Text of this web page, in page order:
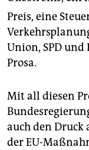
Preis, eine
Union, SPD
Prosa.
Mit all diesen
auch den Druck
der EU-